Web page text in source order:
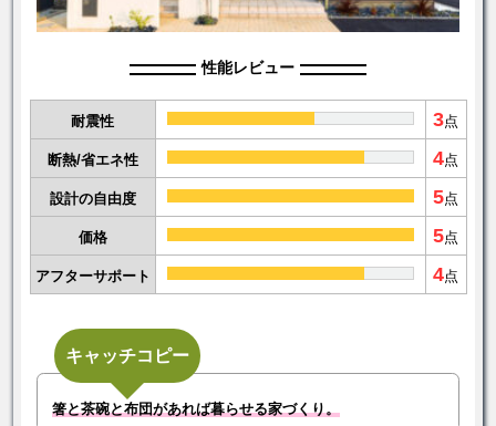
性能レビュー
耐震性 3点
断熱/省エネ性 4点
設計の自由度 5点
価格 5点
アフターサポート 4点
キャッチコピー
箸と茶碗と布団があれば暮らせる家づくり。